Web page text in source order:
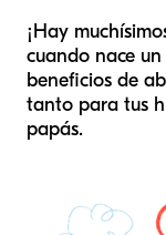
¡Hay
cuando nace
beneficios de
tanto para tus
papás.